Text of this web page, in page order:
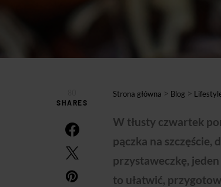
SHARES
Strona główna > Blog >
W tłusty czwartek
pączka na szczęście,
przystaweczkę,
to ułatwić,